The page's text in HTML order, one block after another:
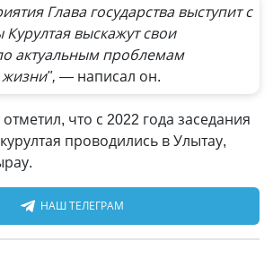
Глава государства выступит с
выскажут свои
актуальным проблемам
жизни", — написал он.
что с 2022 года заседания
проводились в Улытау,
НАШ ТЕЛЕГРАМ